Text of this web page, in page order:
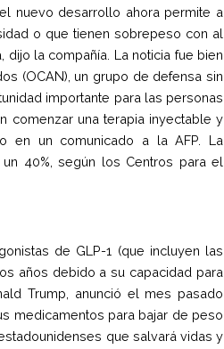
nuevo desarrollo ahora permite a
o que tienen sobrepeso con al
la compañía. La noticia fue bien
(OCAN), un grupo de defensa sin
importante para las personas
comenzar una terapia inyectable y
en un comunicado a la AFP. La
40%, según los Centros para el
de GLP-1 (que incluyen las
años debido a su capacidad para
Trump, anunció el mes pasado
medicamentos para bajar de peso
que salvará vidas y